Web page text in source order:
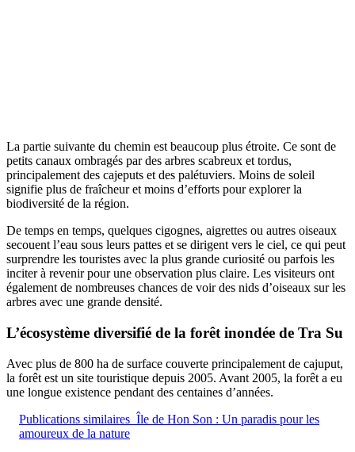
La partie suivante du chemin est beaucoup plus étroite. Ce sont de
petits canaux ombragés par des arbres scabreux et tordus,
principalement des cajeputs et des palétuviers. Moins de soleil
signifie plus de fraîcheur et moins d’efforts pour explorer la
biodiversité de la région.
De temps en temps, quelques cigognes, aigrettes ou autres oiseaux
secouent l’eau sous leurs pattes et se dirigent vers le ciel, ce qui peut
surprendre les touristes avec la plus grande curiosité ou parfois les
inciter à revenir pour une observation plus claire. Les visiteurs ont
également de nombreuses chances de voir des nids d’oiseaux sur les
arbres avec une grande densité.
L’écosystème diversifié de la forêt inondée de Tra Su
Avec plus de 800 ha de surface couverte principalement de cajuput,
la forêt est un site touristique depuis 2005. Avant 2005, la forêt a eu
une longue existence pendant des centaines d’années.
Publications similaires Île de Hon Son : Un paradis pour les
amoureux de la nature